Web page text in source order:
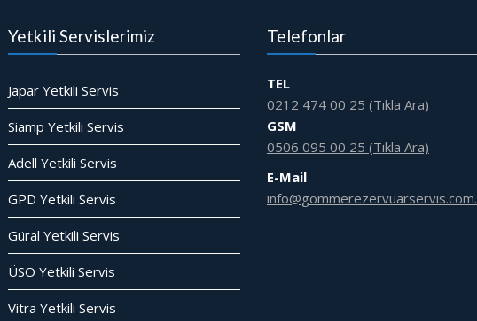
Yetkili Servislerimiz
Japar Yetkili Servis
Siamp Yetkili Servis
Adell Yetkili Servis
GPD Yetkili Servis
Güral Yetkili Servis
ÜSO Yetkili Servis
Vitra Yetkili Servis
Telefonlar
TEL
0212 474 00 25 (Tıkla Ara)
GSM
0506 095 00 25 (Tıkla Ara)
E-Mail